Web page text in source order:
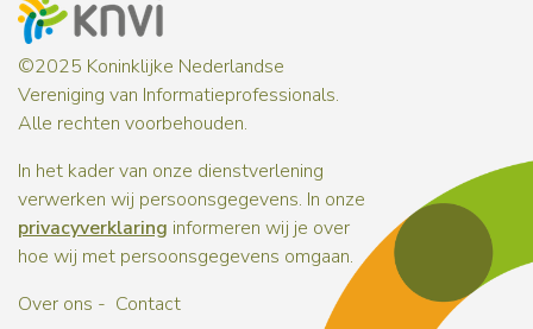
©2025 Koninklijke Nederlandse
Vereniging van Informatieprofessionals.
Alle rechten voorbehouden.
In het kader van onze dienstverlening
verwerken wij persoonsgegevens. In onze
privacyverklaring informeren wij je over
hoe wij met persoonsgegevens omgaan.
Over ons
Contact